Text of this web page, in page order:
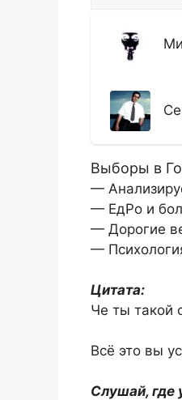
Выборы в
—
— ЕдРо и
— Дорогие
—
Цитата:
Че ты такой
Всё это вы
Слушай, где